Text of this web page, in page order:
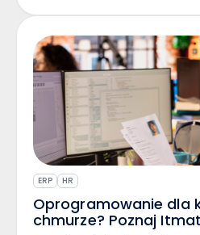
ERP HR
Oprogramowanie dla
chmurze? Poznaj